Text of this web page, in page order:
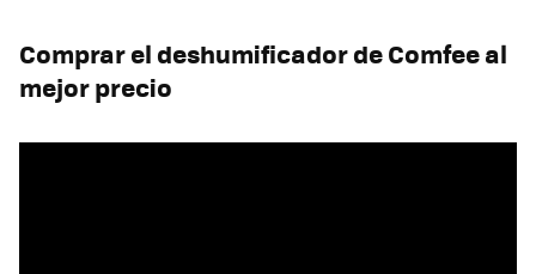
Comprar el deshumificador de Comfee al
mejor precio